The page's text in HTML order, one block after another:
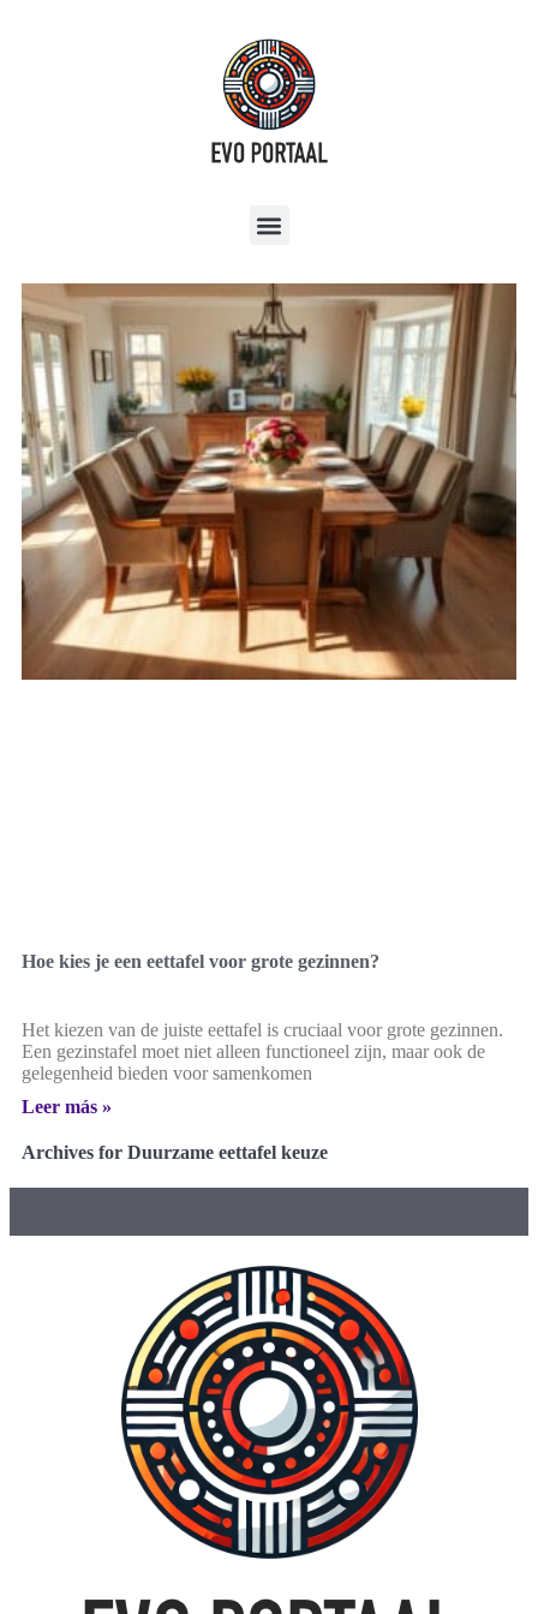
Hoe kies je een eettafel voor grote gezinnen?
Het kiezen van de juiste eettafel is cruciaal voor grote gezinnen.
Een gezinstafel moet niet alleen functioneel zijn, maar ook de
gelegenheid bieden voor samenkomen
Leer más »
Archives for Duurzame eettafel keuze